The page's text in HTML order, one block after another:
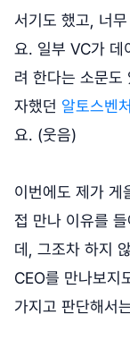
서기도 했고, 너
요. 일부 VC가 데
려 한다는 소문도
자했던 알토스벤
요. (웃음)
이번에도 제가 게
접 만나 이유를
데, 그조차 하지
CEO를 만나보지
가지고 판단해서